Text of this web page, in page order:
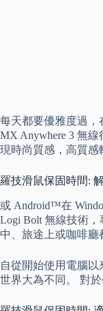
每天都要優雅度過，
MX Anywhere 3 無
現時尚質感，高質感
羅技滑鼠保固時間:
或 Android™在
Logi Bolt 無線技術
中、旅途上或咖啡廳
自從開始使用電腦
世界大為不同。 對